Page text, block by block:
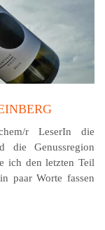
r LeserIn die
die Genussregion
ich den letzten Teil
paar Worte fassen